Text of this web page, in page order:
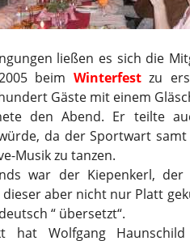
ließen es sich die
beim Winterfestzu
Gäste mit einem
den Abend. Er teilte
da der Sportwart
Musik zu tanzen.
war der Kiepenkerl,
aber nicht nur Platt
“ übersetzt“.
hat Wolfgang